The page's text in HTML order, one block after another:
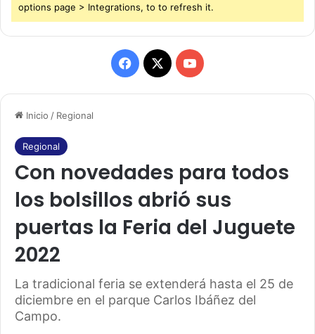
Inicio / Regional
Regional
Con novedades para todos
los bolsillos abrió sus
puertas la Feria del Juguete
2022
La tradicional feria se extenderá hasta el 25 de
diciembre en el parque Carlos Ibáñez del
Campo.
options page > Integrations, to to refresh it.
F
a
b
o
o
X
Y
o
u
b
e